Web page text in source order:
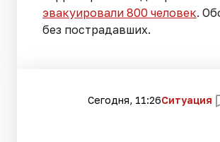
эвакуировали 800 человек.
без пострадавших.
Сегодня, 11:26Ситуация